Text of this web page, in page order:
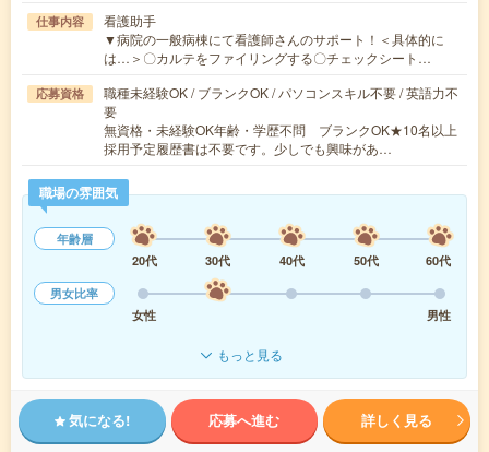
仕事内容
看護助手
▼病院の一般病棟にて看護師さんのサポート！＜具体的に
は…＞〇カルテをファイリングする〇チェックシート…
応募資格
職種未経験OK / ブランクOK / パソコンスキル不要 / 英語力不
要
無資格・未経験OK年齢・学歴不問 ブランクOK★10名以上
採用予定履歴書は不要です。少しでも興味があ…
職場の雰囲気
年齢層
20代
30代 40代 50代
60代
男女比率
女性
男性
もっと見る
気になる! 応募へ進む 詳しく見る